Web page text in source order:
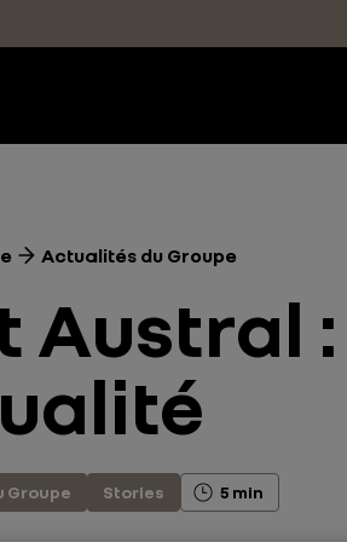
Actualités du Groupe
Austral
Groupe Stories 5 min